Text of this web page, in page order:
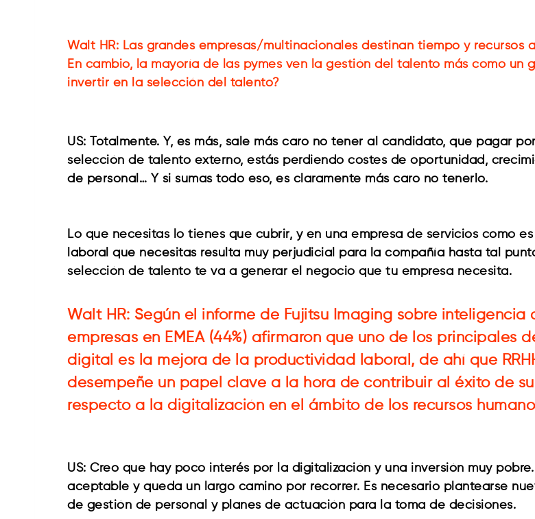
Walt HR: Las grandes empresas/multinacionales destinan tiempo y recursos
En cambio, la mayoría de las pymes ven la gestión del talento más como un
invertir en la selección del talento?
US: Totalmente. Y, es más, sale más caro no tener al candidato, que pagar
selección de talento externo, estás perdiendo costes de oportunidad,
de personal… Y si sumas todo eso, es claramente más caro no tenerlo.
Lo que necesitas lo tienes que cubrir, y en una empresa de servicios como
laboral que necesitas resulta muy perjudicial para la compañía hasta tal
selección de talento te va a generar el negocio que tu empresa necesita.
Walt HR: Según el informe de Fujitsu Imaging sobre
empresas en EMEA (44%) afirmaron que uno de los principales
digital es la mejora de la productividad laboral, de ahí que
desempeñe un papel clave a la hora de contribuir al éxito de
respecto a la digitalización en el ámbito de los recursos
US: Creo que hay poco interés por la digitalización y una inversión muy
aceptable y queda un largo camino por recorrer. Es necesario plantearse
de gestión de personal y planes de actuación para la toma de decisiones.